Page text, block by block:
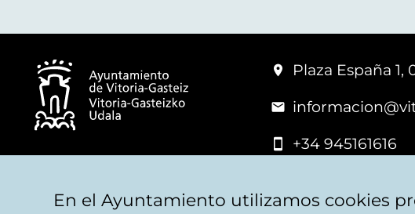
Plaza España 1,
+34 945161616
En el Ayuntamiento utilizamos cookies